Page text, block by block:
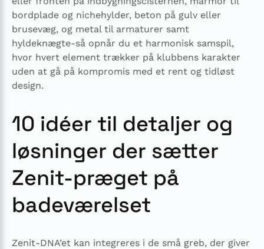
bordplade og nichehylder, beton på gulv eller
brusevæg, og metal til armaturer samt
hyldeknægte-så opnår du et harmonisk samspil,
hvor hvert element trækker på klubbens karakter
uden at gå på kompromis med et rent og tidløst
design.
10 idéer til detaljer og
løsninger der sætter
Zenit-præget på
badeværelset
Zenit-DNA’et kan integreres i de små greb, der giver